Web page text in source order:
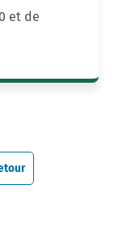
et de